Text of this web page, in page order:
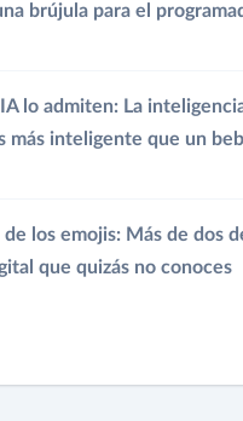
brújula para el
lo admiten: La
más inteligente que un
de los emojis: Más de dos
que quizás no conoces